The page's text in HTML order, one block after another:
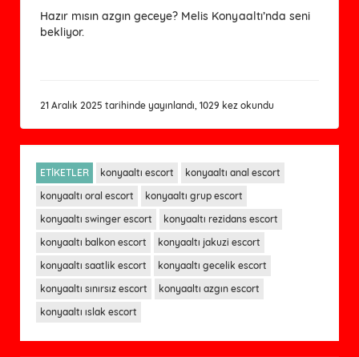
Hazır mısın azgın geceye? Melis Konyaaltı’nda seni
bekliyor.
21 Aralık 2025 tarihinde yayınlandı, 1029 kez okundu
ETİKETLER konyaaltı escort
konyaaltı anal escort
konyaaltı oral escort
konyaaltı grup escort
konyaaltı swinger escort
konyaaltı rezidans escort
konyaaltı balkon escort
konyaaltı jakuzi escort
konyaaltı saatlik escort
konyaaltı gecelik escort
konyaaltı sınırsız escort
konyaaltı azgın escort
konyaaltı ıslak escort